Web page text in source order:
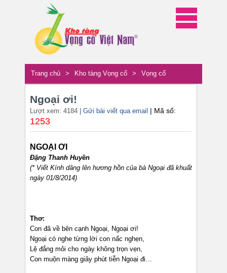
Trang chủ > Kho tàng Vọng cổ > Vọng cổ
Ngoại ơi!
Lượt xem: 4184 | Gửi bài viết qua email | Mã số:
1253
NGOẠI ƠI
Đặng Thanh Huyền
(* Viết Kính dâng lên hương hồn của bà Ngoại đã khuất
ngày 01/8/2014)
Thơ:
Con đã về bên cạnh Ngoại, Ngoại ơi!
Ngoại có nghe từng lời con nấc nghẹn,
Lệ đắng môi cho ngày không trọn vẹn,
Con muộn màng giây phút tiễn Ngoại đi…